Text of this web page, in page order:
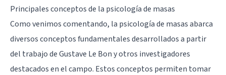
Principales conceptos de la psicología de masas
Como venimos comentando, la psicología de masas abarca
diversos conceptos fundamentales desarrollados a partir
del trabajo de Gustave Le Bon y otros investigadores
destacados en el campo. Estos conceptos permiten tomar